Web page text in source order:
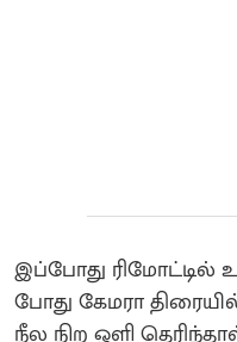
இப்போது
போது கேமரா
நீல நிற ஒளி